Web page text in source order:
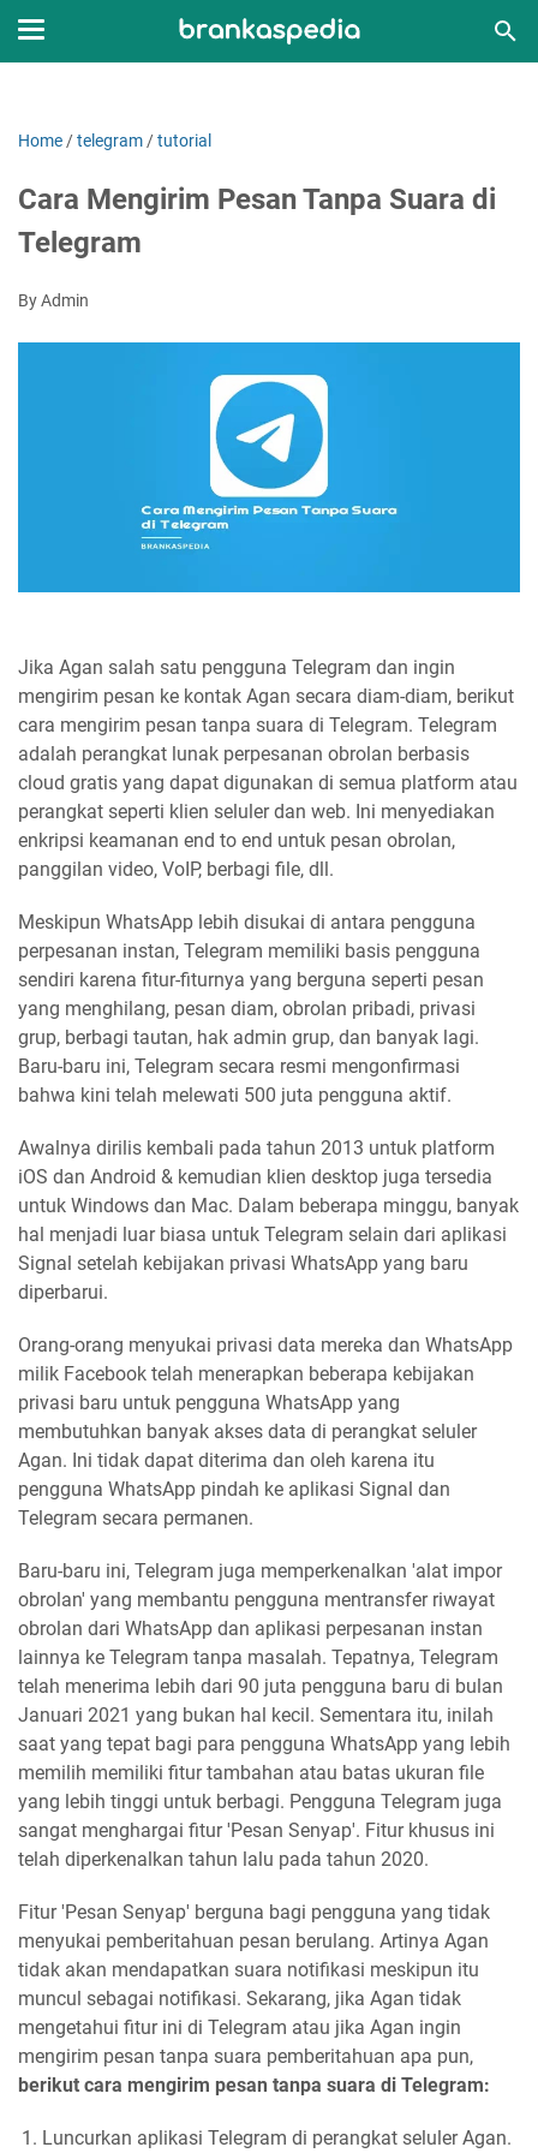
Home /telegram /tutorial
Cara Mengirim Pesan Tanpa Suara di
Telegram
By Admin
Jika Agan salah satu pengguna Telegram dan ingin
mengirim pesan ke kontak Agan secara diam-diam, berikut
cara mengirim pesan tanpa suara di Telegram. Telegram
adalah perangkat lunak perpesanan obrolan berbasis
cloud gratis yang dapat digunakan di semua platform atau
perangkat seperti klien seluler dan web. Ini menyediakan
enkripsi keamanan end to end untuk pesan obrolan,
panggilan video, VoIP, berbagi file, dll.
Meskipun WhatsApp lebih disukai di antara pengguna
perpesanan instan, Telegram memiliki basis pengguna
sendiri karena fitur-fiturnya yang berguna seperti pesan
yang menghilang, pesan diam, obrolan pribadi, privasi
grup, berbagi tautan, hak admin grup, dan banyak lagi.
Baru-baru ini, Telegram secara resmi mengonfirmasi
bahwa kini telah melewati 500 juta pengguna aktif.
Awalnya dirilis kembali pada tahun 2013 untuk platform
iOS dan Android & kemudian klien desktop juga tersedia
untuk Windows dan Mac. Dalam beberapa minggu, banyak
hal menjadi luar biasa untuk Telegram selain dari aplikasi
Signal setelah kebijakan privasi WhatsApp yang baru
diperbarui.
Orang-orang menyukai privasi data mereka dan WhatsApp
milik Facebook telah menerapkan beberapa kebijakan
privasi baru untuk pengguna WhatsApp yang
membutuhkan banyak akses data di perangkat seluler
Agan. Ini tidak dapat diterima dan oleh karena itu
pengguna WhatsApp pindah ke aplikasi Signal dan
Telegram secara permanen.
Baru-baru ini, Telegram juga memperkenalkan 'alat impor
obrolan' yang membantu pengguna mentransfer riwayat
obrolan dari WhatsApp dan aplikasi perpesanan instan
lainnya ke Telegram tanpa masalah. Tepatnya, Telegram
telah menerima lebih dari 90 juta pengguna baru di bulan
Januari 2021 yang bukan hal kecil. Sementara itu, inilah
saat yang tepat bagi para pengguna WhatsApp yang lebih
memilih memiliki fitur tambahan atau batas ukuran file
yang lebih tinggi untuk berbagi. Pengguna Telegram juga
sangat menghargai fitur 'Pesan Senyap'. Fitur khusus ini
telah diperkenalkan tahun lalu pada tahun 2020.
Fitur 'Pesan Senyap' berguna bagi pengguna yang tidak
menyukai pemberitahuan pesan berulang. Artinya Agan
tidak akan mendapatkan suara notifikasi meskipun itu
muncul sebagai notifikasi. Sekarang, jika Agan tidak
mengetahui fitur ini di Telegram atau jika Agan ingin
mengirim pesan tanpa suara pemberitahuan apa pun,
berikut cara mengirim pesan tanpa suara di Telegram:
Luncurkan aplikasi Telegram di perangkat seluler Agan.